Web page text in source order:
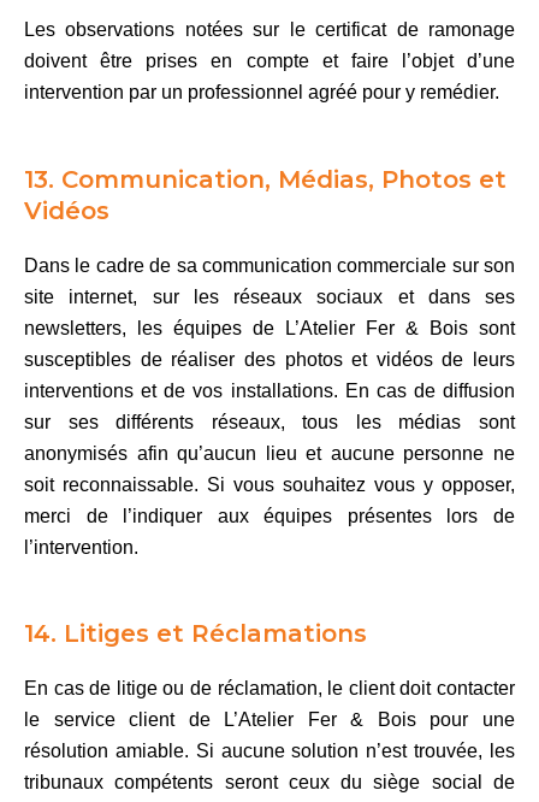
Les observations notées sur le certificat de ramonage
doivent être prises en compte et faire l’objet d’une
intervention par un professionnel agréé pour y remédier.
13. Communication, Médias, Photos et
Vidéos
Dans le cadre de sa communication commerciale sur son
site internet, sur les réseaux sociaux et dans ses
newsletters, les équipes de L’Atelier Fer & Bois sont
susceptibles de réaliser des photos et vidéos de leurs
interventions et de vos installations. En cas de diffusion
sur ses différents réseaux, tous les médias sont
anonymisés afin qu’aucun lieu et aucune personne ne
soit reconnaissable. Si vous souhaitez vous y opposer,
merci de l’indiquer aux équipes présentes lors de
l’intervention.
14. Litiges et Réclamations
En cas de litige ou de réclamation, le client doit contacter
le service client de L’Atelier Fer & Bois pour une
résolution amiable. Si aucune solution n’est trouvée, les
tribunaux compétents seront ceux du siège social de